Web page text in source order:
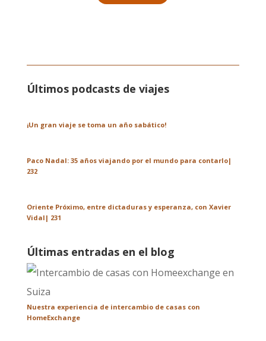
Últimos podcasts de viajes
¡Un gran viaje se toma un año sabático!
Paco Nadal: 35 años viajando por el mundo para contarlo|
232
Oriente Próximo, entre dictaduras y esperanza, con Xavier
Vidal| 231
Últimas entradas en el blog
Nuestra experiencia de intercambio de casas con
HomeExchange